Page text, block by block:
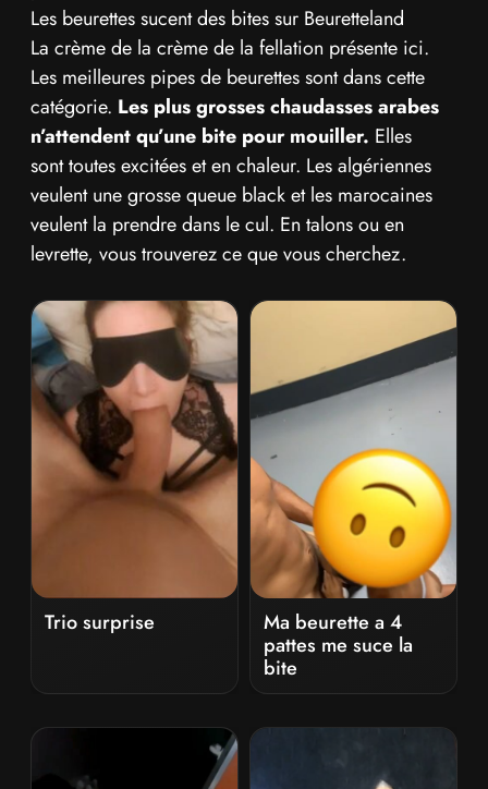
Les beurettes sucent des bites sur Beuretteland
La crème de la crème de la fellation présente ici.
Les meilleures pipes de beurettes sont dans cette
catégorie. Les plus grosses chaudasses arabes
n’attendent qu’une bite pour mouiller. Elles
sont toutes excitées et en chaleur. Les algériennes
veulent une grosse queue black et les marocaines
veulent la prendre dans le cul. En talons ou en
levrette, vous trouverez ce que vous cherchez.
Trio surprise
Ma beurette a 4
pattes me suce la
bite